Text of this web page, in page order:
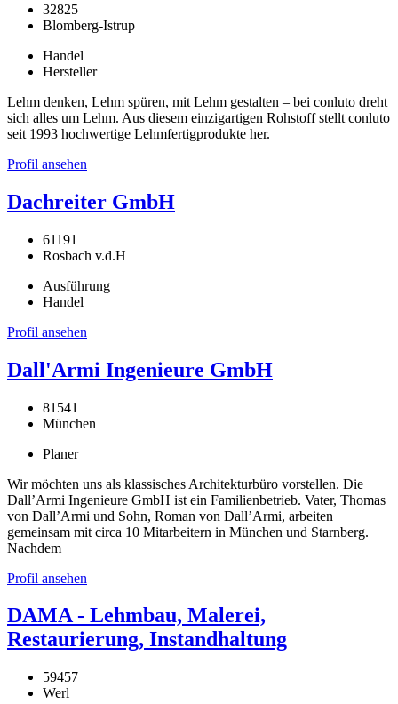
32825
Blomberg-Istrup
Handel
Hersteller
Lehm denken, Lehm spüren, mit Lehm gestalten – bei conluto dreht
sich alles um Lehm. Aus diesem einzigartigen Rohstoff stellt conluto
seit 1993 hochwertige Lehmfertigprodukte her.
Profil ansehen
Dachreiter GmbH
61191
Rosbach v.d.H
Ausführung
Handel
Profil ansehen
Dall'Armi Ingenieure GmbH
81541
München
Planer
Wir möchten uns als klassisches Architekturbüro vorstellen. Die
Dall’Armi Ingenieure GmbH ist ein Familienbetrieb. Vater, Thomas
von Dall’Armi und Sohn, Roman von Dall’Armi, arbeiten
gemeinsam mit circa 10 Mitarbeitern in München und Starnberg.
Nachdem
Profil ansehen
DAMA - Lehmbau, Malerei,
Restaurierung, Instandhaltung
59457
Werl